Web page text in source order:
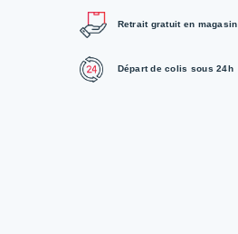
Retrait gratuit en magasin
Départ de colis sous 24h